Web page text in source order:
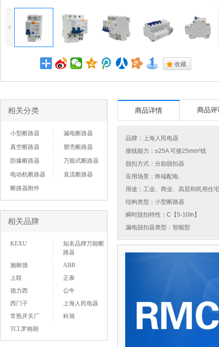
4
. 收藏
相关分类
小型断路器
漏电断路器
真空断路器
塑壳断路器
防爆断路器
万能式断路器
电动机断路器
直流断路器
断路器附件
相关品牌
KEXU
知名品牌万能断
路器
施耐德
ABB
上联
正泰
德力西
公牛
西门子
上海人民电器
常熟开关厂
科旭
TCL罗格朗
商品详情 商品评
品牌： 上海人民电器
接线能力：≤25A 可接25mm²线
脱扣方式：分励脱扣器
应用场景：终端配电
用途：工业、商业、高层和民用住
结构类型：小型断路器
瞬时脱扣特性：C【5-10In】
漏电脱扣器类型：智能型